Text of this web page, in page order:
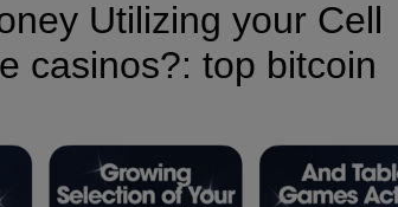
Utilizing your Cell
casinos?: top bitcoin